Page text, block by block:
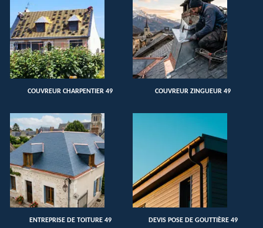
COUVREUR CHARPENTIER 49 COUVREUR ZINGUEUR 49
ENTREPRISE DE TOITURE 49 DEVIS POSE DE GOUTTIÈRE 49